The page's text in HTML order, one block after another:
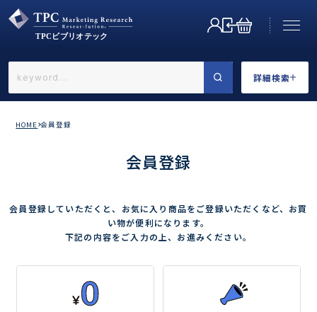
詳細検索
←戻る
業界で選ぶ
カテゴリで選ぶ
HOME 会員登録
会員登録
会員登録していただくと、お気に入り商品をご登録いただくなど、お買
い物が便利になります。
下記の内容をご入力の上、お進みください。